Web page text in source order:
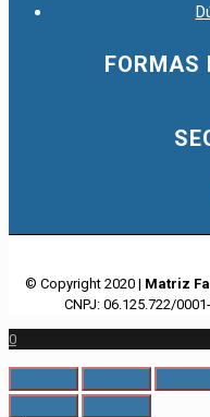
FORMAS
© Copyright 2020 | Matriz
CNPJ: 06.125.722/
0